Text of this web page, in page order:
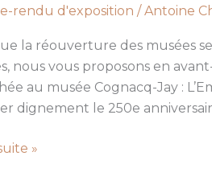
rendu d'exposition / Antoine
la réouverture des musées
nous vous proposons en
au musée Cognacq-Jay :
dignement le 250e
»